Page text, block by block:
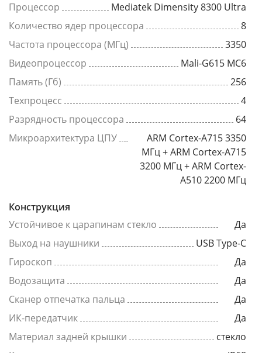
Процессор
Mediatek Dimensity 8300 Ultra
Количество ядер процессора
8
Частота процессора (МГц)
3350
Видеопроцессор
Mali-G615 MC6
Память (Гб)
256
Техпроцесс
4
Разрядность процессора
64
Микроархитектура ЦПУ
ARM Cortex-A715 3350
МГц + ARM Cortex-A715
3200 МГц + ARM Cortex-
A510 2200 МГц
Конструкция
Устойчивое к царапинам стекло
Да
Выход на наушники
USB Type-C
Гироскоп
Да
Водозащита
Да
Сканер отпечатка пальца
Да
ИК-передатчик
Да
Материал задней крышки
стекло